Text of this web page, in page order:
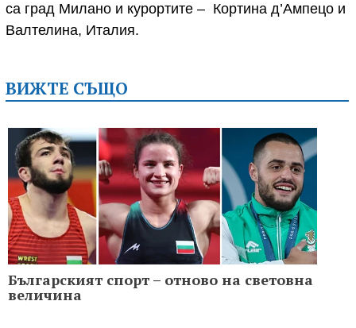
са град Милано и курортите – Кортина д’Ампецо и
Валтелина, Италия.
ВИЖТЕ СЪЩО
Българският спорт – отново на световна
величина